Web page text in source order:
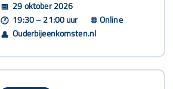
📅 29 oktober 2026
🕐 19:30 – 21:00 uur 🌐 Online
👤 Ouderbijeenkomsten.nl